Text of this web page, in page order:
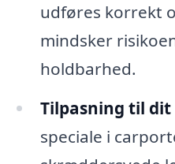
udføres korrekt
mindsker
holdbarhed.
Tilpasning til dit
speciale i